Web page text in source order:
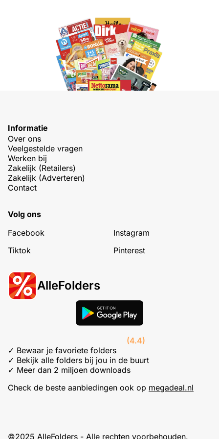
Informatie
Over ons
Veelgestelde vragen
Werken bij
Zakelijk (Retailers)
Zakelijk (Adverteren)
Contact
Volg ons
Facebook
Instagram
Tiktok
Pinterest
AlleFolders
(4.4)
✓ Bewaar je favoriete folders
✓ Bekijk alle folders bij jou in de buurt
✓ Meer dan 2 miljoen downloads
Check de beste aanbiedingen ook op megadeal.nl
©2025 AlleFolders - Alle rechten voorbehouden.